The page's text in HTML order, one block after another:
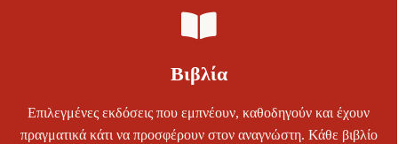
Βιβλία
Επιλεγμένες εκδόσεις που εμπνέουν, καθοδηγούν και έχουν
πραγματικά κάτι να προσφέρουν στον αναγνώστη. Κάθε βιβλίο